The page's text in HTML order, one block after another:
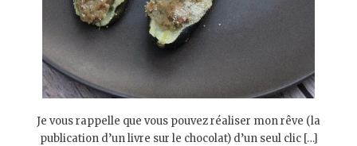
Je vous rappelle que vous pouvez réaliser mon rêve (la
publication d’un livre sur le chocolat) d’un seul clic […]